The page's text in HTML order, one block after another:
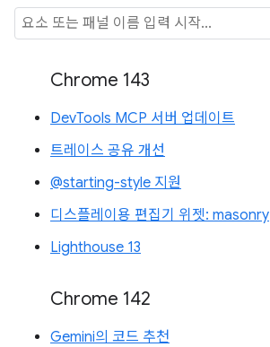
Chrome 143
DevTools MCP 서버 업데이트
트레이스 공유 개선
@starting-style 지원
디스플레이용 편집기 위젯: masonry
Lighthouse 13
Chrome 142
Gemini의 코드 추천